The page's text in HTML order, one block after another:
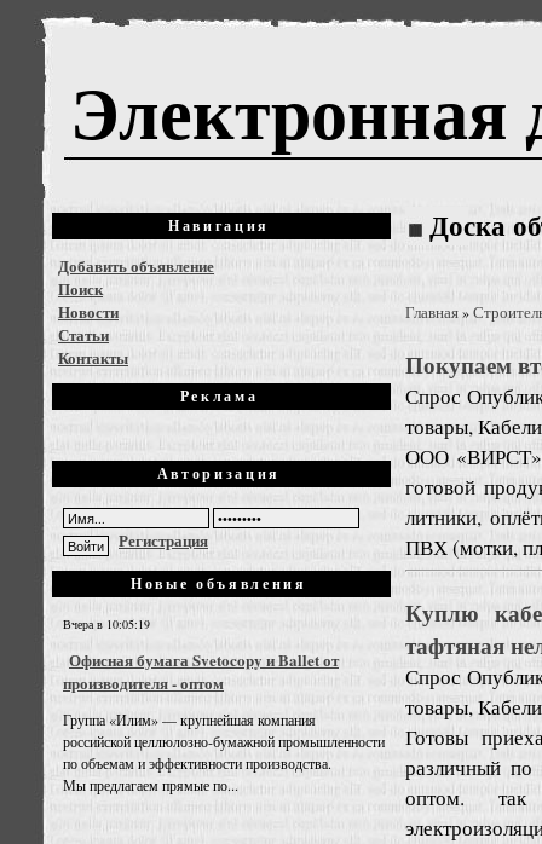
Электронная
Навигация
Добавить объявление
Поиск
Новости
Статьи
Контакты
Реклама
Авторизация
Регистрация
Новые объявления
Вчера в 10:05:19
Офисная бумага Svetocopy и Ballet от
производителя - оптом
Группа «Илим» — крупнейшая компания
российской целлюлозно-бумажной промышленности
по объемам и эффективности производства.
Мы предлагаем прямые по...
Доска
Главная»
Покупаем
Спрос
товары, Кабели
ООО «ВИРСТ»
готовой
литники,
ПВХ (мотки,
Куплю
тафтяная
Спрос
товары, Кабели
Готовы
различный по
оптом.